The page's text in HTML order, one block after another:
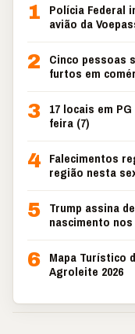
1
Polícia Federal
avião da
2
Cinco pessoas
furtos em
3 17 locais em
feira (7)
4 Falecimentos
região nesta
5 Trump assina
nascimento nos
6 Mapa Turístico
Agroleite 2026